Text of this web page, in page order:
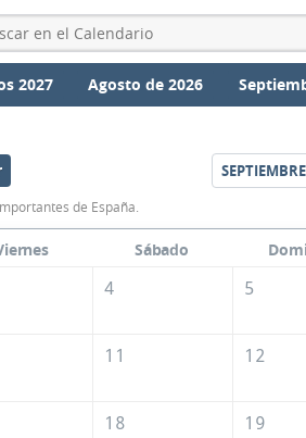
2027 Agosto de 2026
SEPTIEMBRE
de España.
Sábado
4 5
11 12
18 19